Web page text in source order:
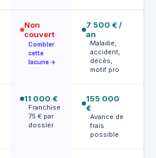
Non
couvert
Combler
cette
lacune →
7 500 € /
an
Maladie,
accident,
décès,
motif pro
11 000 €
Franchise
75 € par
dossier
155 000
€
Avance de
frais
possible